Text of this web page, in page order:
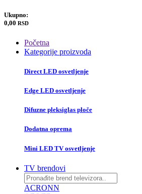
Ukupno:
0,00 RSD
Početna
Kategorije proizvoda
Direct LED osvetljenje
Edge LED osvetljenje
Difuzne pleksiglas ploče
Dodatna oprema
Mini LED TV osvetljenje
TV brendovi
ACRONN